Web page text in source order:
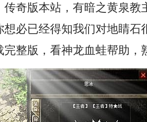
传奇版本站，有暗之黄泉教
想必已经得知我们对地睛石
完整版，看神龙血蛙帮助，